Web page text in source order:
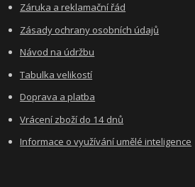
Záruka a reklamační řád
Zásady ochrany osobních údajů
Návod na údržbu
Tabulka velikostí
Doprava a platba
Vrácení zboží do 14 dnů
Informace o využívání umělé inteligence